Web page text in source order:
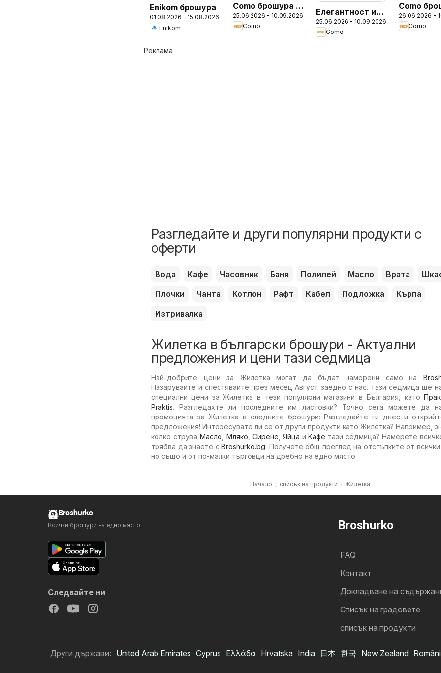
Enikom брошура
01.08.2026 - 15.08.2026
Enikom
Como брошура -
Елегантност и
уют в модерния
25.06.2026 - 10.09.2026
Como
Елегантност и
уют в модерния
дом с COMO
25.06.2026 - 10.09.2026
Como
Como
26.06.2026 -
Como
Реклама
Разгледайте и други популярни продукти с
оферти
Вода Кафе Часовник Баня Полилей Масло Врата
Плочки
Чанта Котлон Рафт Кабел Подложка
Кърпа
Изтривалка
Жилетка в български брошури - Актуални
предложения и цени тази седмица
Най-добрите цени за Жилетка могат да бъдат намерени само на
Пазарувайте и спестявайте през месец Август заедно с нас. Тази седмица ще
специални цени за Жилетка в тези популярни магазини в България, като
Praktis. Разгледахте ли последните им листовки? Точно сега можете да
промоцията за Жилетка в следните брошури: Разгледайте ги днес и
предложения! Интересувате ли се от други продукти като Жилетка? Например,
колко струва Масло Мляко Сирене Яйца иКафе тази седмица? Намерете
трябва да знаете с Broshurko.bg. Получете общ преглед на отстъпките от
но също и от по-малки търговци на дребно на едно място.
Начало списък на продукти Жилетка
Broshurko
FAQ
Контакт
Докладване на
Cписък на градовете
списък на продукти
Broshurko
Всички брошури на едно място
Следвайте ни
Други държави: United Arab Emirates Cyprus Ελλάδα Hrvatska India 日本 한국 New Zealand